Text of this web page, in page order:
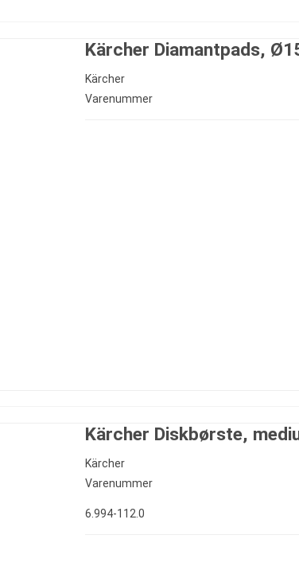
Kärcher Diamantpads,
Kärcher
Varenummer
Kärcher Diskbørste,
Kärcher
Varenummer
6.994-112.0